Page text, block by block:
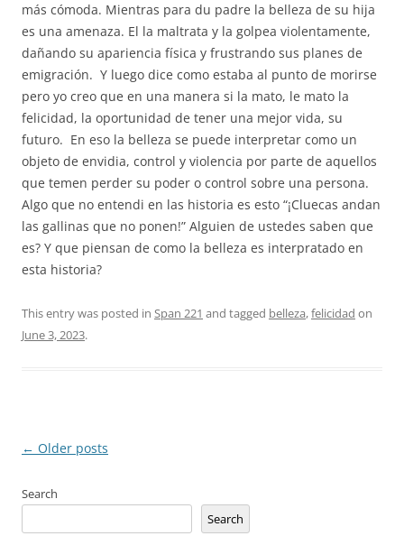
más cómoda. Mientras para du padre la belleza de su hija
es una amenaza. El la maltrata y la golpea violentamente,
dañando su apariencia física y frustrando sus planes de
emigración. Y luego dice como estaba al punto de morirse
pero yo creo que en una manera si la mato, le mato la
felicidad, la oportunidad de tener una mejor vida, su
futuro. En eso la belleza se puede interpretar como un
objeto de envidia, control y violencia por parte de aquellos
que temen perder su poder o control sobre una persona.
Algo que no entendi en las historia es esto “¡Cluecas andan
las gallinas que no ponen!” Alguien de ustedes saben que
es? Y que piensan de como la belleza es interpratado en
esta historia?
This entry was posted in Span 221 and tagged belleza,felicidad on
June 3, 2023.
Post
← Older posts
Search
Search